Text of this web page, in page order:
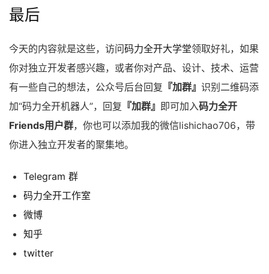
最后
今天的内容就是这些，访问码力全开大学堂领取好礼，如果
你对独立开发者感兴趣，或者你对产品、设计、技术、运营
有一些自己的想法，公众号后台回复 『加群』 识别二维码添
加“码力全开机器人”，回复 『加群』 即可加入码力全开
Friends用户群，你也可以添加我的微信lishichao706，带
你进入独立开发者的聚集地。
Telegram 群
码力全开工作室
微博
知乎
twitter